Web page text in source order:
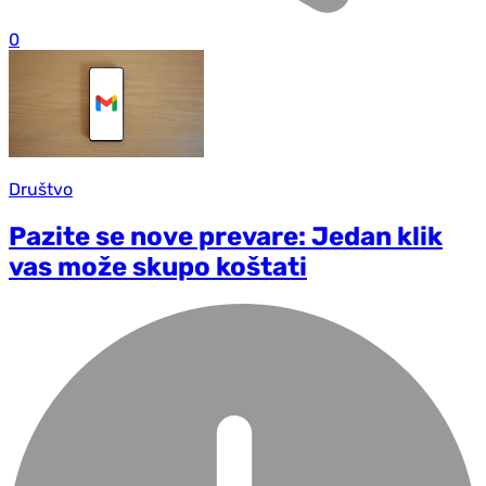
0
Društvo
Pazite se nove prevare: Jedan klik
vas može skupo koštati